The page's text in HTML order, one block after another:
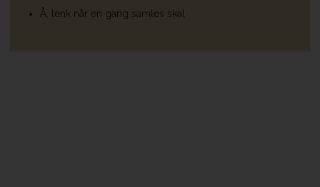
Å, tenk når en gang samles skal